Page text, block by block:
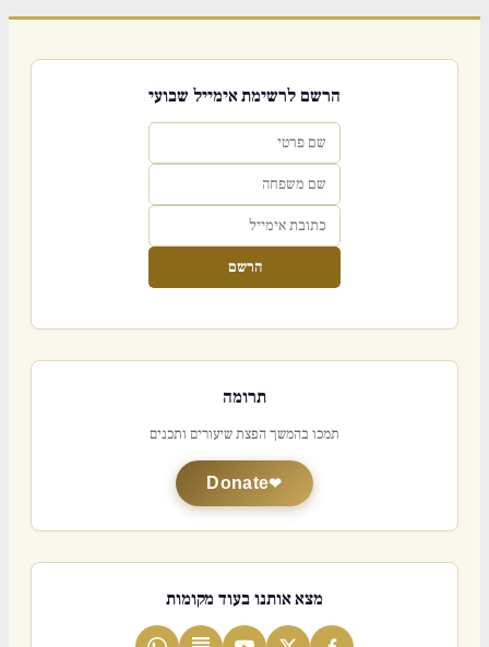
הרשם לרשימת אימייל שבועי
הרשם
תרומה
תמכו בהמשך הפצת שיעורים ותכנים
Donate
מצא אותנו בעוד מקומות